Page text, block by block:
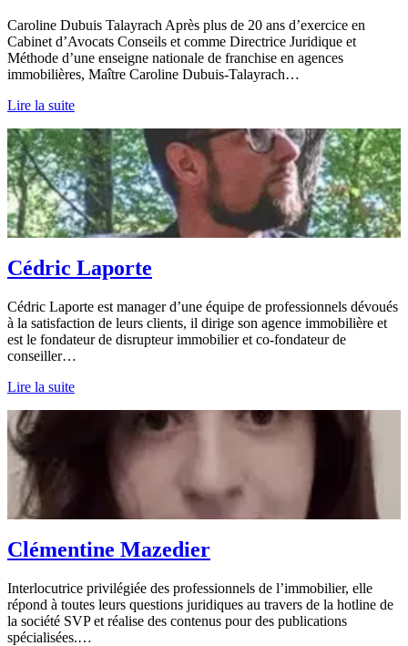
Caroline Dubuis Talayrach Après plus de 20 ans d’exercice en
Cabinet d’Avocats Conseils et comme Directrice Juridique et
Méthode d’une enseigne nationale de franchise en agences
immobilières, Maître Caroline Dubuis-Talayrach…
Lire la suite
Cédric Laporte
Cédric Laporte est manager d’une équipe de professionnels dévoués
à la satisfaction de leurs clients, il dirige son agence immobilière et
est le fondateur de disrupteur immobilier et co-fondateur de
conseiller…
Lire la suite
Clémentine Mazedier
Interlocutrice privilégiée des professionnels de l’immobilier, elle
répond à toutes leurs questions juridiques au travers de la hotline de
la société SVP et réalise des contenus pour des publications
spécialisées.…